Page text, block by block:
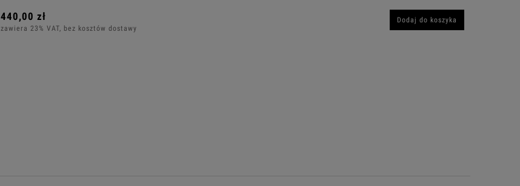
440,00 zł
zawiera 23% VAT, bez kosztów dostawy
Dodaj do koszyka